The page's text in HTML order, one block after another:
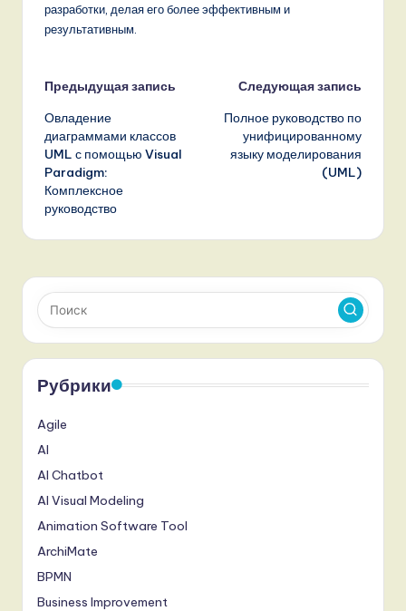
разработки, делая его более эффективным и
результативным.
Навигация
записи
Предыдущая запись
Овладение
диаграммами классов
UML с помощью Visual
Paradigm:
Комплексное
руководство
Следующая запись
Полное руководство по
унифицированному
языку моделирования
(UML)
Рубрики
Agile
AI
AI Chatbot
AI Visual Modeling
Animation Software Tool
ArchiMate
BPMN
Business Improvement